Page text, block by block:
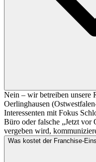
Nein – wir betreiben unsere
Oerlinghausen
Interessenten mit Fokus
Büro oder falsche „Jetzt vor
vergeben wird,
Was kostet der Franchise-